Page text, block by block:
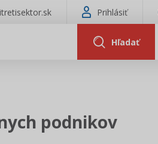
Prihlásiť
Hľadať
podnikov